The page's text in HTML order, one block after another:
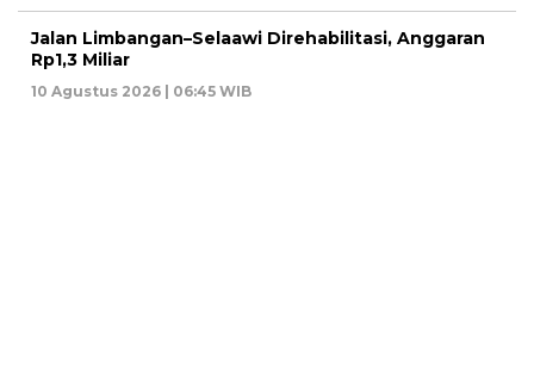
Jalan Limbangan–Selaawi Direhabilitasi, Anggaran
Rp1,3 Miliar
10 Agustus 2026 | 06:45 WIB